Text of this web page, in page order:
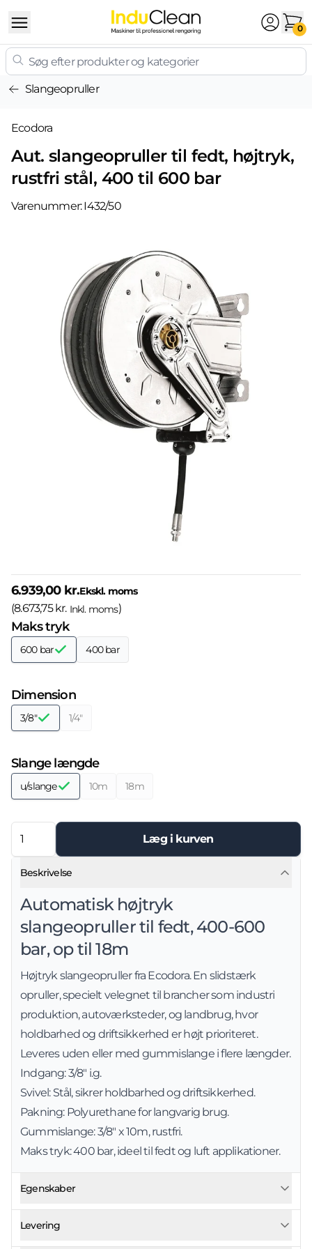
0
Slangeopruller
Ecodora
Aut. slangeopruller til fedt, højtryk,
rustfri stål, 400 til 600 bar
Varenummer:I432/50
6.939,00 kr.Ekskl. moms
(8.673,75 kr. Inkl. moms)
Maks tryk
600 bar 400 bar
Dimension
3/8" 1/4"
Slange længde
u/slange 10m 18m
Læg i kurven
Beskrivelse
Automatisk højtryk
slangeopruller til fedt, 400-600
bar, op til 18m
Højtryk slangeopruller fra Ecodora. En slidstærk
opruller, specielt velegnet til brancher som industri
produktion, autoværksteder, og landbrug, hvor
holdbarhed og driftsikkerhed er højt prioriteret.
Leveres uden eller med gummislange i flere længder.
Indgang: 3/8" i.g.
Svivel: Stål, sikrer holdbarhed og driftsikkerhed.
Pakning: Polyurethane for langvarig brug.
Gummislange: 3/8" x 10m, rustfri.
Maks tryk: 400 bar, ideel til fedt og luft applikationer.
Egenskaber
Levering